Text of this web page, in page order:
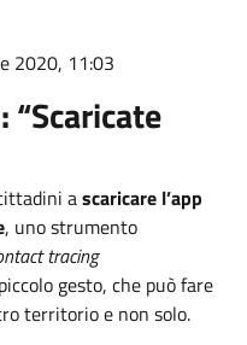
2020, 11:03
“Scaricate
ascaricare l’app
, uno strumento
tracing
gesto, che può fare
territorio e non solo.